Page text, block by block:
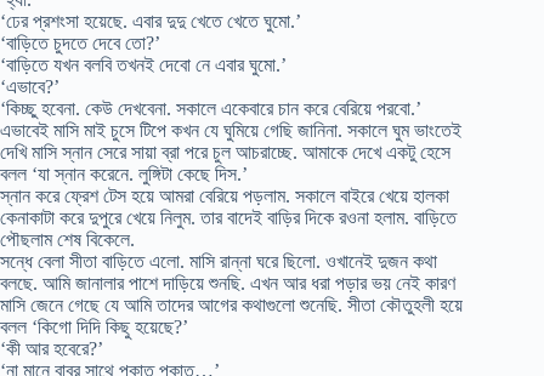
‘ঢের প্রশংসা হয়েছে. এবার দুদু খেতে খেতে ঘুমো.’
‘বাড়িতে চুদতে দেবে তো?’
‘বাড়িতে যখন বলবি তখনই দেবো নে এবার ঘুমো.’
‘এভাবে?’
‘কিচ্ছু হবেনা. কেউ দেখবেনা. সকালে একেবারে চান করে বেরিয়ে পরবো.’
এভাবেই মাসি মাই চুসে টিপে কখন যে ঘুমিয়ে গেছি জানিনা. সকালে ঘুম ভাংতেই
দেখি মাসি স্নান সেরে সায়া ব্রা পরে চুল আচরাচ্ছে. আমাকে দেখে একটু হেসে
বলল ‘যা স্নান করেনে. লুঙ্গিটা কেছে দিস.’
স্নান করে ফ্রেশ টেস হয়ে আমরা বেরিয়ে পড়লাম. সকালে বাইরে খেয়ে হালকা
কেনাকাটা করে দুপুরে খেয়ে নিলুম. তার বাদেই বাড়ির দিকে রওনা হলাম. বাড়িতে
পৌছলাম শেষ বিকেলে.
সন্ধে বেলা সীতা বাড়িতে এলো. মাসি রান্না ঘরে ছিলো. ওখানেই দুজন কথা
বলছে. আমি জানালার পাশে দাড়িয়ে শুনছি. এখন আর ধরা পড়ার ভয় নেই কারণ
মাসি জেনে গেছে যে আমি তাদের আগের কথাগুলো শুনেছি. সীতা কৌতুহলী হয়ে
বলল ‘কিগো দিদি কিছু হয়েছে?’
‘কী আর হবেরে?’
‘না মানে বাবুর সাথে পকাত পকাত…’